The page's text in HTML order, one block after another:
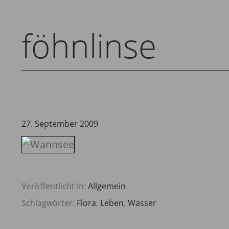
föhnlinse
27. September 2009
Veröffentlicht in: Allgemein
Schlagwörter: Flora, Leben, Wasser